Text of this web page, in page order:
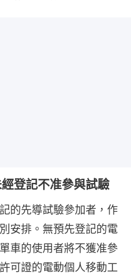
登記不准參與試驗
的先導試驗參加者，作
安排。無預先登記的電
車的使用者將不獲准參
可證的電動個人移動工